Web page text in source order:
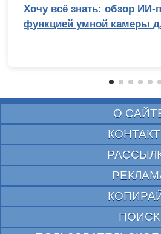
Хочу всё знать: обзор ИИ-
функцией умной камеры
О
ПОИСК